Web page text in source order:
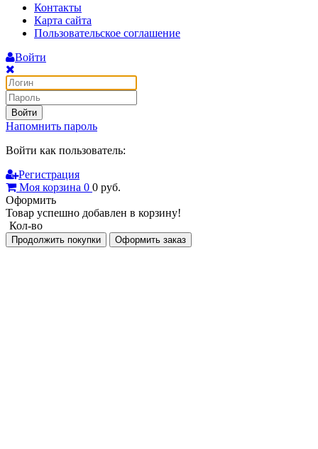
Контакты
Карта сайта
Пользовательское соглашение
Войти
Войти
Напомнить пароль
Войти как пользователь:
Регистрация
Моя корзина 0 0 руб.
Оформить
Товар успешно добавлен в корзину!
Кол-во
Продолжить покупки Оформить заказ